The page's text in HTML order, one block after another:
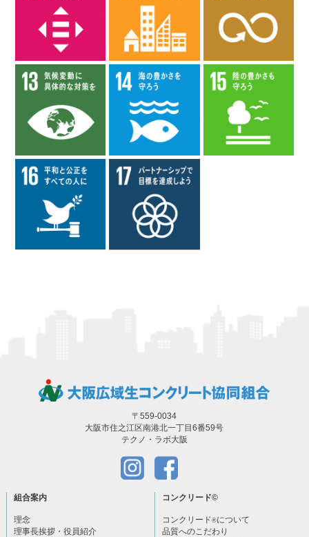
〒559-0034
大阪市住之江区南港北一丁目6番59号
テクノ・ラボ大阪
組合案内
理念
理事長挨拶・役員紹介
コンクリード©
コンクリード®について
品質へのこだわり